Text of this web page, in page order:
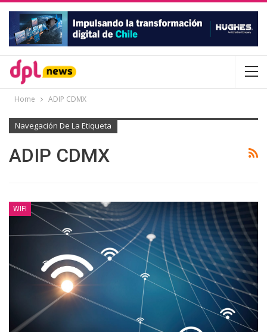
Home ADIP CDMX
Navegación De La Etiqueta
ADIP CDMX
WIFI